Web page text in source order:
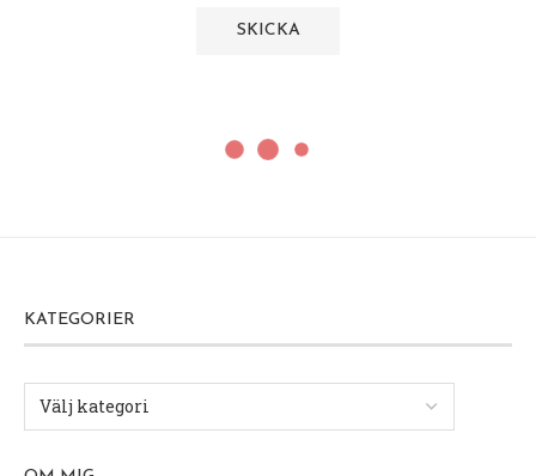
KATEGORIER